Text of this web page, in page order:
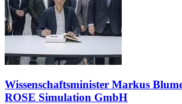
Wissenschaftsminister Markus
ROSE Simulation GmbH